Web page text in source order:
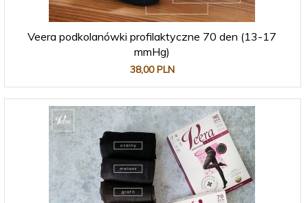
Veera podkolanówki profilaktyczne 70 den (13-17
mmHg)
38,00 PLN